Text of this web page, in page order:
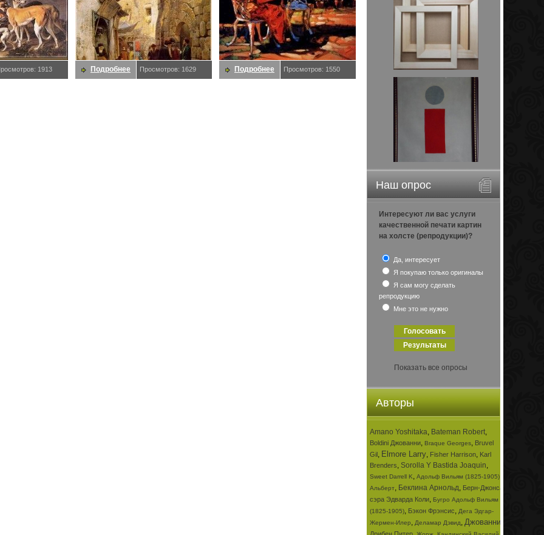
Наш опрос
Интересуют ли вас услуги
качественной печати картин
на холсте (репродукции)?
Да, интересует
Я покупаю только оригиналы
Я сам могу сделать
репродукцию
Мне это не нужно
Показать все опросы
Авторы
Amano Yoshitaka, Bateman Robert,
Boldini Джованни, Braque Georges, Bruvel
Gil, Elmore Larry, Fisher Harrison, Karl
Brenders, Sorolla Y Bastida Joaquin,
Sweet Darrell K, Адольф Вильям (1825-1905)
Альберт, Беклина Арнольд, Берн-Джонса
сэра Эдварда Коли, Бугро Адольф Вильям
(1825-1905), Бэкон Фрэнсис, Дега Эдгар-
Жермен-Илер, Деламар Дэвид, Джованни
1913 Подробнее Просмотров: 1629 Подробнее Просмотров: 1550